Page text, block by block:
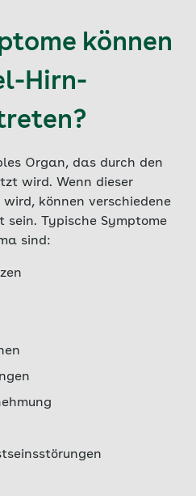
können
Hirn-
Organ, das durch den
wird. Wenn dieser
können verschiedene
sein. Typische Symptome
sind: